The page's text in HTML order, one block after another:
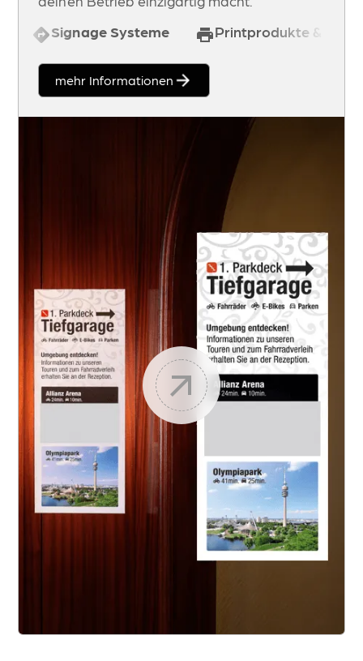
Signage Systeme
Printprodukte &
mehr Informationen